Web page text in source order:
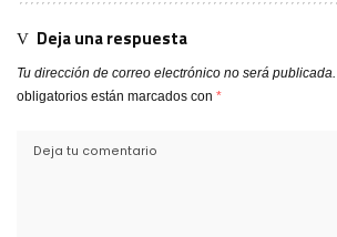
Deja una respuesta
Tu dirección de correo electrónico no será publicada.
obligatorios están marcados con *